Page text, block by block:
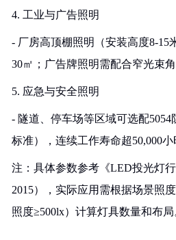
4. 工业与广告照明
- 厂房高顶棚照明（安装高度8-15
30㎡；广告牌照明需配合窄光束角
5. 应急与安全照明
- 隧道、停车场等区域可选配5054
标准），连续工作寿命超50,000小
注：具体参数参考《LED投光灯
2015），实际应用需根据场景照
照度≥500lx）计算灯具数量和布局